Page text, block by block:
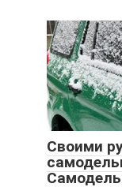
Своими